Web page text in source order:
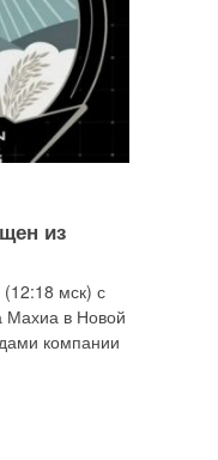
из
(12:18 мск) с
Махиа в Новой
компании